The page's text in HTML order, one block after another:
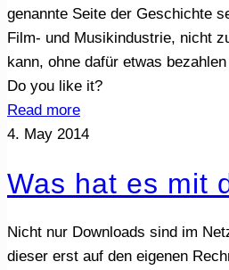
genannte Seite der Geschichte
Film- und Musikindustrie, nicht
kann, ohne dafür etwas
Do you like it?
Read more
4. May 2014
Was hat es mit
Nicht nur Downloads sind im
dieser erst auf den eigenen